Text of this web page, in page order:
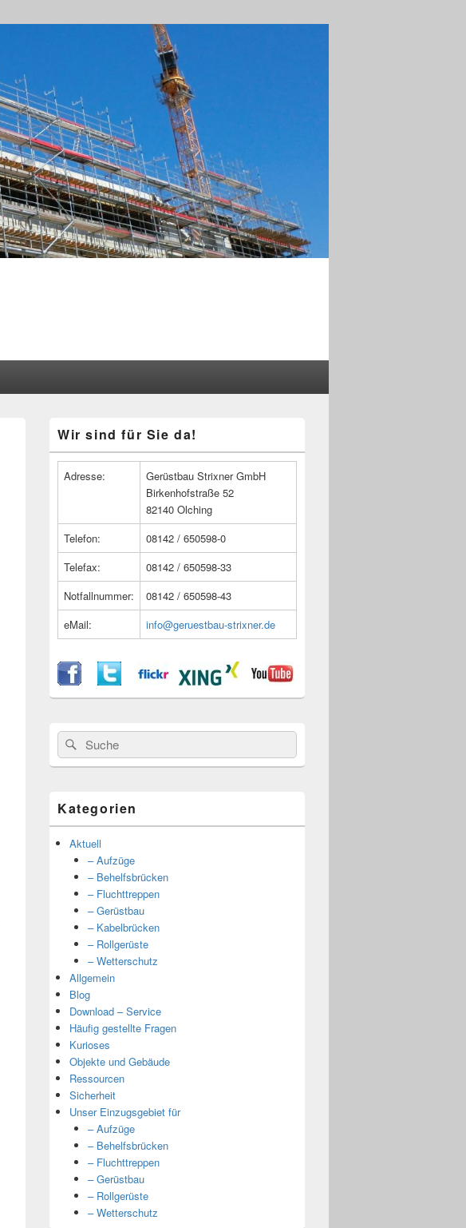
Seitenleisten
Widget-
Wir sind für Sie da!
Adresse:
Gerüstbau Strixner GmbH
Birkenhofstraße 52
82140 Olching
Telefon:
08142 / 650598-0
Telefax:
08142 / 650598-33
Notfallnummer:
08142 / 650598-43
eMail:
info@geruestbau-strixner.de
Suche
nach:
Kategorien
Aktuell
– Aufzüge
– Behelfsbrücken
– Fluchttreppen
– Gerüstbau
– Kabelbrücken
– Rollgerüste
– Wetterschutz
Allgemein
Blog
Download – Service
Häufig gestellte Fragen
Kurioses
Objekte und Gebäude
Ressourcen
Sicherheit
Unser Einzugsgebiet für
– Aufzüge
– Behelfsbrücken
– Fluchttreppen
– Gerüstbau
– Rollgerüste
– Wetterschutz